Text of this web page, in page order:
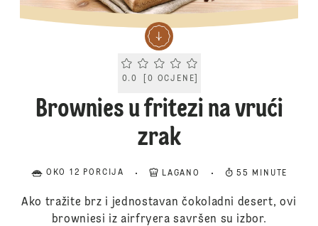
Current rating 0.0. Click to rate.
0.0 0 OCJENE
Brownies u fritezi na vrući
zrak
OKO 12 PORCIJA LAGANO 55 MINUTE
Ako tražite brz i jednostavan čokoladni desert, ovi
browniesi iz airfryera savršen su izbor.